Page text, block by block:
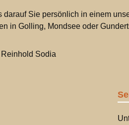
darauf Sie persönlich in einem
in Golling, Mondsee oder
Sodia